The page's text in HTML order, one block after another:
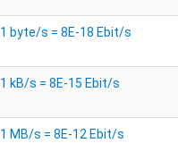
1 byte/s = 8E-18 Ebit/s
1 kB/s = 8E-15 Ebit/s
1 MB/s = 8E-12 Ebit/s